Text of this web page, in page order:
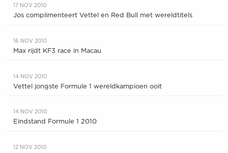
17 NOV 2010
Jos complimenteert Vettel en Red Bull met wereldtitels
16 NOV 2010
Max rijdt KF3 race in Macau
14 NOV 2010
Vettel jongste Formule 1 wereldkampioen ooit
14 NOV 2010
Eindstand Formule 1 2010
12 NOV 2010